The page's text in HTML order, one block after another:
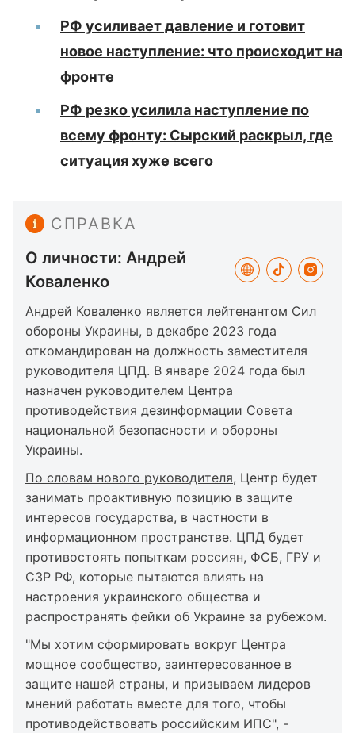
РФ усиливает давление и готовит
новое наступление: что происходит на
фронте
РФ резко усилила наступление по
всему фронту: Сырский раскрыл, где
ситуация хуже всего
СПРАВКА
О личности: Андрей
Коваленко
Андрей Коваленко является лейтенантом Сил
обороны Украины, в декабре 2023 года
откомандирован на должность заместителя
руководителя ЦПД. В январе 2024 года был
назначен руководителем Центра
противодействия дезинформации Совета
национальной безопасности и обороны
Украины.
По словам нового руководителя, Центр будет
занимать проактивную позицию в защите
интересов государства, в частности в
информационном пространстве. ЦПД будет
противостоять попыткам россиян, ФСБ, ГРУ и
СЗР РФ, которые пытаются влиять на
настроения украинского общества и
распространять фейки об Украине за рубежом.
"Мы хотим сформировать вокруг Центра
мощное сообщество, заинтересованное в
защите нашей страны, и призываем лидеров
мнений работать вместе для того, чтобы
противодействовать российским ИПС", -